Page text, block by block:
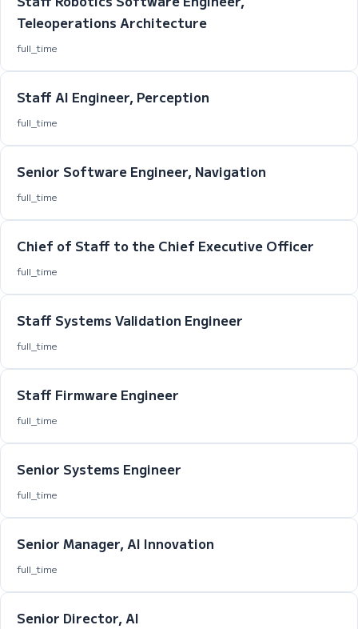
Teleoperations Architecture
full_time
Staff AI Engineer, Perception
full_time
Senior Software Engineer, Navigation
full_time
Chief of Staff to the Chief Executive Officer
full_time
Staff Systems Validation Engineer
full_time
Staff Firmware Engineer
full_time
Senior Systems Engineer
full_time
Senior Manager, AI Innovation
full_time
Senior Director, AI